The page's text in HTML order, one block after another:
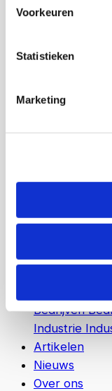
Voorkeuren
Statistieken
Marketing
Hotels en
Bedrijven
Industrie
Artikelen
Nieuws
Over ons